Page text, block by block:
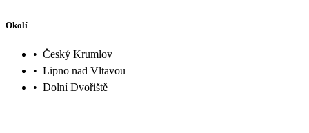
Okolí
• Český Krumlov
• Lipno nad Vltavou
• Dolní Dvořiště